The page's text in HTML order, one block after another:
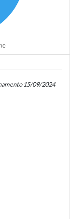
15/09/2024